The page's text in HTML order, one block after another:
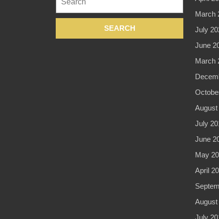
for:
March
July
June
March
August
July
June
May
April
August